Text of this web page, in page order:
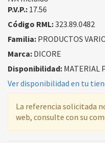
P.V.P.: 17.56
Código RML:323.89.0482
Familia: PRODUCTOS
Marca: DICORE
Disponibilidad: MATERIAL
Ver disponibilidad en tu
La referencia solicitada
web, consulte con su